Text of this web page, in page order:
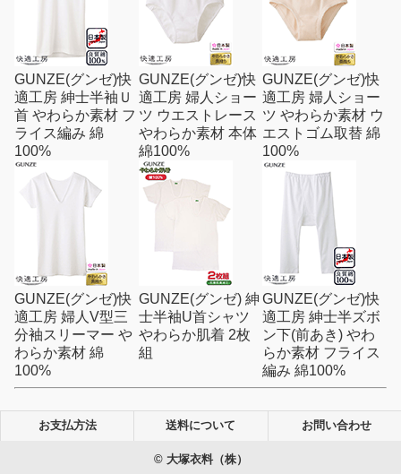
GUNZE(グンゼ)快
適工房 紳士半袖Ｕ
首 やわらか素材 フ
ライス編み 綿
100%
GUNZE(グンゼ)快
適工房 婦人ショー
ツ ウエストレース
やわらか素材 本体
綿100%
GUNZE(グンゼ)快
適工房 婦人ショー
ツ やわらか素材 ウ
エストゴム取替 綿
100%
GUNZE(グンゼ)快
適工房 婦人V型三
分袖スリーマー や
わらか素材 綿
100%
GUNZE(グンゼ) 紳
士半袖U首シャツ
やわらか肌着 2枚
組
GUNZE(グンゼ)快
適工房 紳士半ズボ
ン下(前あき) やわ
らか素材 フライス
編み 綿100%
お支払方法 送料について お問い合わせ
© 大塚衣料（株）